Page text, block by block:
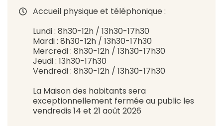
Accueil physique et téléphonique :
Lundi : 8h30-12h / 13h30-17h30
Mardi : 8h30-12h / 13h30-17h30
Mercredi : 8h30-12h / 13h30-17h30
Jeudi : 13h30-17h30
Vendredi : 8h30-12h / 13h30-17h30
La Maison des habitants sera
exceptionnellement fermée au public les
vendredis 14 et 21 août 2026